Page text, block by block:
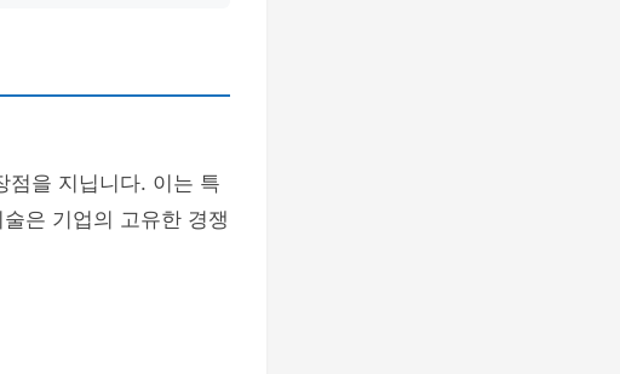
점을 지닙니다. 이는 특
은 기업의 고유한 경쟁